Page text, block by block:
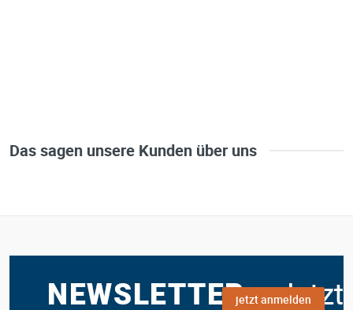
Das sagen unsere Kunden über uns
jetzt anmelden